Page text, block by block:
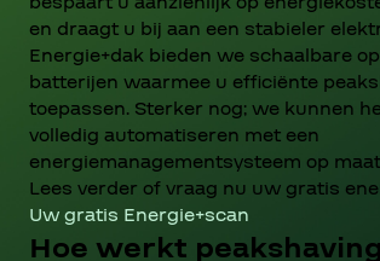
en draagt u bij aan een stabieler
Energie+dak bieden we schaalbare
batterijen waarmee u efficiënte
toepassen. Sterker nog; we kunnen
volledig automatiseren met een
energiemanagementsysteem op
Lees verder of vraag nu uw gratis
Uw gratis Energie+scan
Hoe werkt